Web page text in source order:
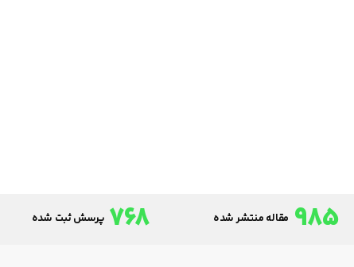
985 مقاله منتشر شده 768 پرسش ثبت شده